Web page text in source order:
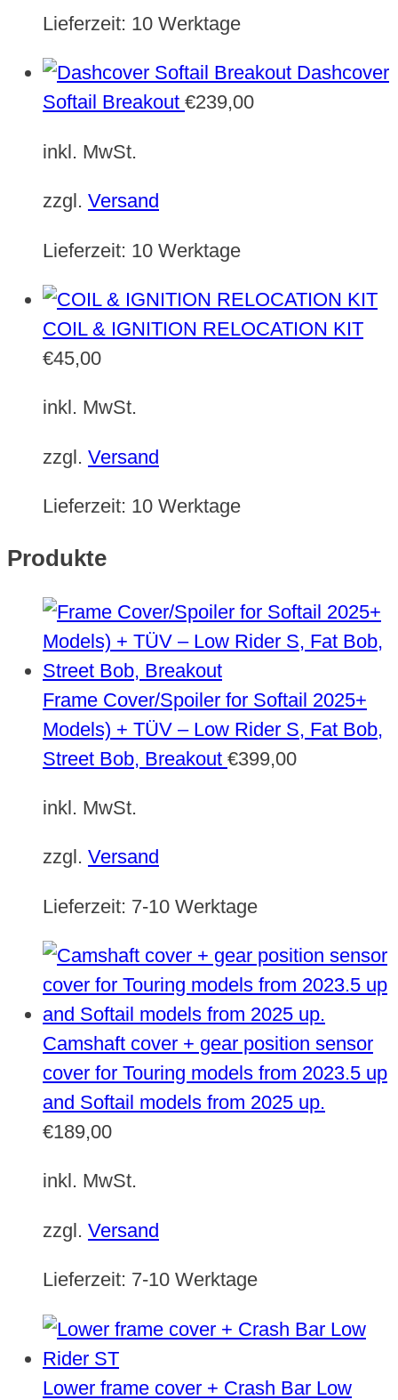
Lieferzeit: 10 Werktage
Dashcover
Softail Breakout €239,00
inkl. MwSt.
zzgl. Versand
Lieferzeit: 10 Werktage
COIL & IGNITION RELOCATION KIT
€45,00
inkl. MwSt.
zzgl. Versand
Lieferzeit: 10 Werktage
Produkte
Frame Cover/Spoiler for Softail 2025+
Models) + TÜV – Low Rider S, Fat Bob,
Street Bob, Breakout €399,00
inkl. MwSt.
zzgl. Versand
Lieferzeit: 7-10 Werktage
Camshaft cover + gear position sensor
cover for Touring models from 2023.5 up
and Softail models from 2025 up.
€189,00
inkl. MwSt.
zzgl. Versand
Lieferzeit: 7-10 Werktage
Lower frame cover + Crash Bar Low